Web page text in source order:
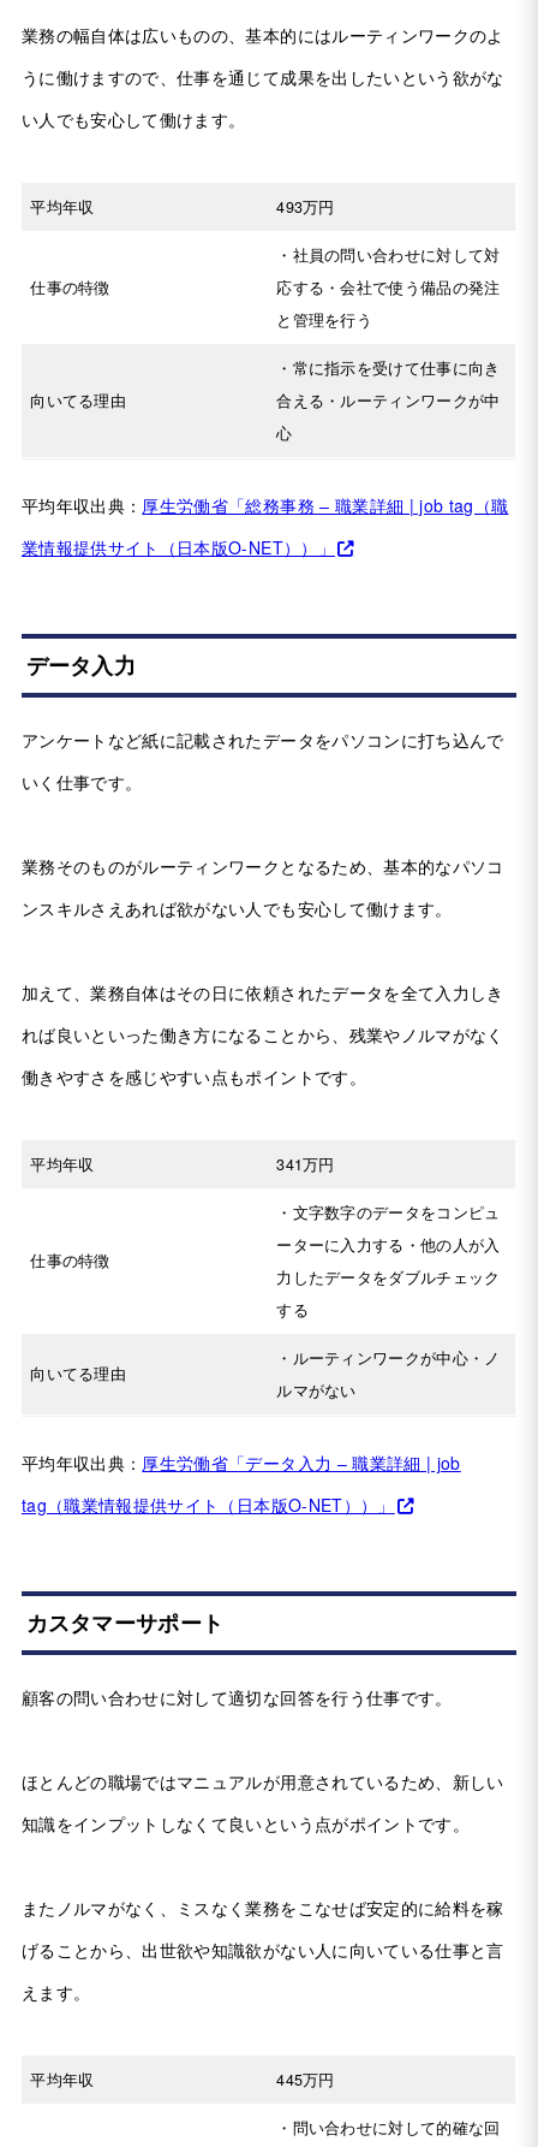
業務の幅自体は広いものの、基本的にはルーティンワークのよ
うに働けますので、仕事を通じて成果を出したいという欲がな
い人でも安心して働けます。
平均年収 493万円
仕事の特徴
・社員の問い合わせに対して対
応する・会社で使う備品の発注
と管理を行う
向いてる理由
・常に指示を受けて仕事に向き
合える・ルーティンワークが中
心
平均年収出典： 厚生労働省「総務事務 – 職業詳細 | job tag（職
業情報提供サイト（日本版O-NET））」
データ入力
アンケートなど紙に記載されたデータをパソコンに打ち込んで
いく仕事です。
業務そのものがルーティンワークとなるため、基本的なパソコ
ンスキルさえあれば欲がない人でも安心して働けます。
加えて、業務自体はその日に依頼されたデータを全て入力しき
れば良いといった働き方になることから、残業やノルマがなく
働きやすさを感じやすい点もポイントです。
平均年収 341万円
仕事の特徴
・文字数字のデータをコンピュ
ーターに入力する・他の人が入
力したデータをダブルチェック
する
向いてる理由
・ルーティンワークが中心・ノ
ルマがない
平均年収出典： 厚生労働省「データ入力 – 職業詳細 | job
tag（職業情報提供サイト（日本版O-NET））」
カスタマーサポート
顧客の問い合わせに対して適切な回答を行う仕事です。
ほとんどの職場ではマニュアルが用意されているため、新しい
知識をインプットしなくて良いという点がポイントです。
またノルマがなく、ミスなく業務をこなせば安定的に給料を稼
げることから、出世欲や知識欲がない人に向いている仕事と言
えます。
平均年収 445万円
・問い合わせに対して的確な回